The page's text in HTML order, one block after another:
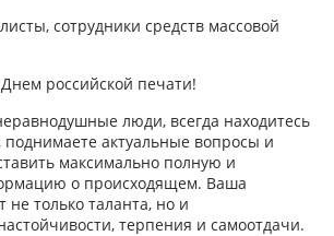
сотрудники средств массовой
российской печати!
люди, всегда находитесь
поднимаете актуальные вопросы и
максимально полную и
о происходящем. Ваша
не только таланта, но и
терпения и самоотдачи.